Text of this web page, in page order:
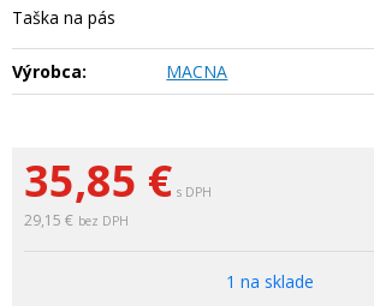
35,85 € s DPH
29,15 € bez DPH
1 na sklade
Taška na pás
Výrobca: MACNA